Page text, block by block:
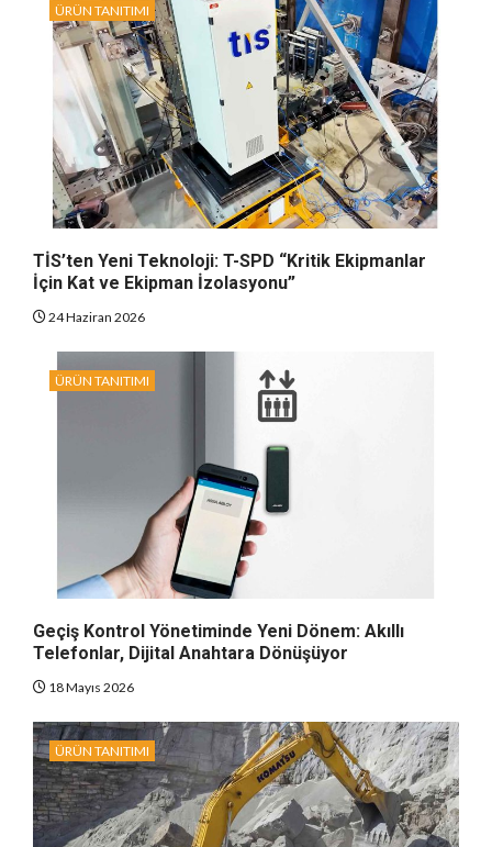
ÜRÜN TANITIMI
TİS’ten Yeni Teknoloji: T-SPD “Kritik Ekipmanlar
İçin Kat ve Ekipman İzolasyonu”
24 Haziran 2026
ÜRÜN TANITIMI
Geçiş Kontrol Yönetiminde Yeni Dönem: Akıllı
Telefonlar, Dijital Anahtara Dönüşüyor
18 Mayıs 2026
ÜRÜN TANITIMI